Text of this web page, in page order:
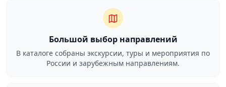
Большой выбор направлений
В каталоге собраны экскурсии, туры и мероприятия по
России и зарубежным направлениям.